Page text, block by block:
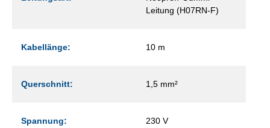
Leitung (H07RN-F)
Kabellänge: 10 m
Querschnitt: 1,5 mm²
Spannung: 230 V